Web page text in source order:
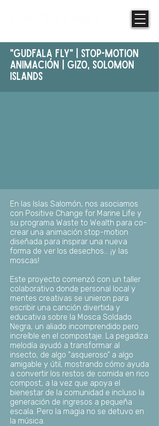
"Gudfala Fly" | STOP-MOTION
ANIMAcIóN | Gizo, Solomon
Islands
En las Islas Salomón, nos asociamos
con Positive Change for Marine Life y
su programa Waste to Wealth para co-
crear una animación stop-motion
diseñada para inspirar una nueva
forma de ver los desechos... ¡y las
moscas!
Este proyecto comenzó con un taller
colaborativo donde personal local y
mentes creativas se unieron para
escribir una canción divertida y
educativa sobre la Mosca Soldado
Negra, un aliado incomprendido pero
increíble en el compostaje. La pegadiza
melodía ayudó a transformar al
insecto, de algo "asqueroso" a algo
amigable y útil, mostrando cómo ayuda
a convertir los restos de comida en rico
compost, a la vez que apoya el
bienestar de la comunidad e incluso la
generación de ingresos a pequeña
escala. Pero la magia no se detuvo en
la música.